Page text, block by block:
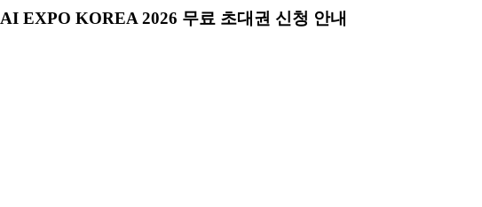
AI EXPO KOREA 2026 무료 초대권 신청 안내